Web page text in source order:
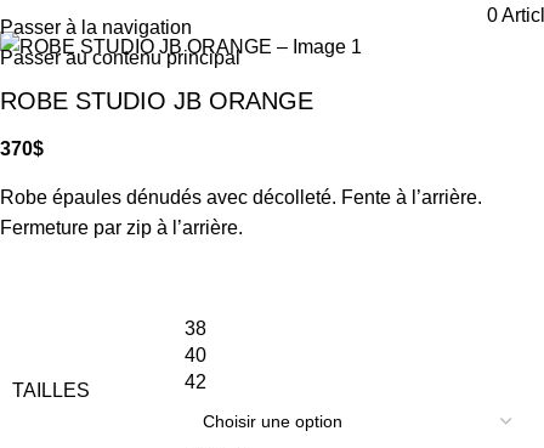
Passer à la navigation
Passer au contenu principal
0
ROBE STUDIO JB ORANGE
370$
Robe épaules dénudés avec décolleté. Fente à l’arrière.
Fermeture par zip à l’arrière.
TAILLES
38
40
42